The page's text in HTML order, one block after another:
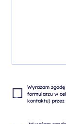
Wyrażam
formularzu w